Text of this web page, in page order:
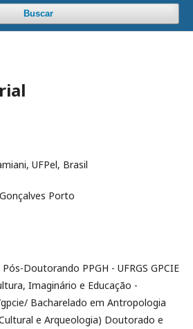
Buscar
UFPel, Brasil
Porto
Doutorando PPGH - UFRGS GPCIE
Imaginário e Educação -
Bacharelado em Antropologia
e Arqueologia) Doutorado e